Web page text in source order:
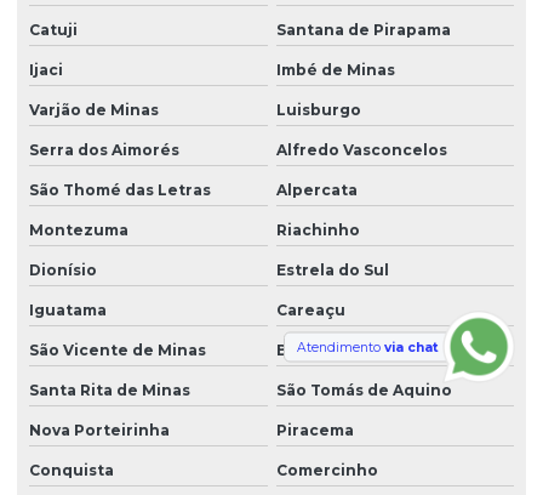
Catuji Santana de Pirapama
Ijaci Imbé de Minas
Varjão de Minas Luisburgo
Serra dos Aimorés Alfredo Vasconcelos
São Thomé das Letras Alpercata
Montezuma Riachinho
Dionísio Estrela do Sul
Iguatama Careaçu
São Vicente de Minas Bom Jardim de Minas
Santa Rita de Minas São Tomás de Aquino
Nova Porteirinha Piracema
Conquista Comercinho
Atendimento via chat